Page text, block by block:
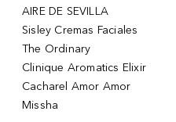
AIRE DE SEVILLA
Sisley Cremas Faciales
The Ordinary
Clinique Aromatics Elixir
Cacharel Amor Amor
Missha